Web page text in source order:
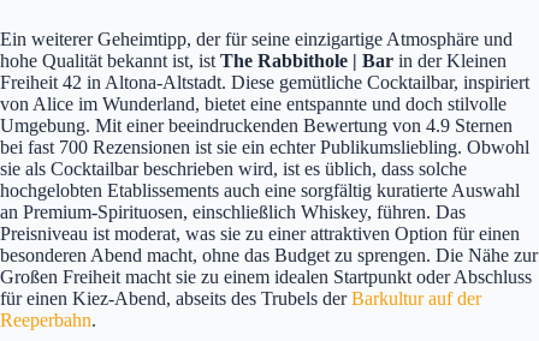
Ein weiterer Geheimtipp, der für seine einzigartige Atmosphäre und
hohe Qualität bekannt ist, ist The Rabbithole | Bar in der Kleinen
Freiheit 42 in Altona-Altstadt. Diese gemütliche Cocktailbar, inspiriert
von Alice im Wunderland, bietet eine entspannte und doch stilvolle
Umgebung. Mit einer beeindruckenden Bewertung von 4.9 Sternen
bei fast 700 Rezensionen ist sie ein echter Publikumsliebling. Obwohl
sie als Cocktailbar beschrieben wird, ist es üblich, dass solche
hochgelobten Etablissements auch eine sorgfältig kuratierte Auswahl
an Premium-Spirituosen, einschließlich Whiskey, führen. Das
Preisniveau ist moderat, was sie zu einer attraktiven Option für einen
besonderen Abend macht, ohne das Budget zu sprengen. Die Nähe zur
Großen Freiheit macht sie zu einem idealen Startpunkt oder Abschluss
für einen Kiez-Abend, abseits des Trubels derBarkultur auf der
Reeperbahn.